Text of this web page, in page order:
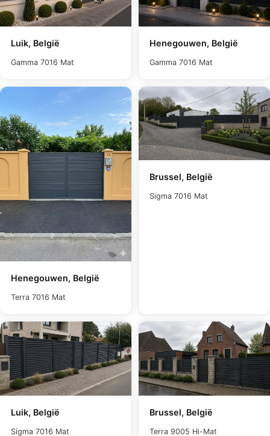
Luik, België
Gamma 7016 Mat
Henegouwen, België
Gamma 7016 Mat
Henegouwen, België
Terra 7016 Mat
Brussel, België
Sigma 7016 Mat
Luik, België
Sigma 7016 Mat
Brussel, België
Terra 9005 Hi-Mat